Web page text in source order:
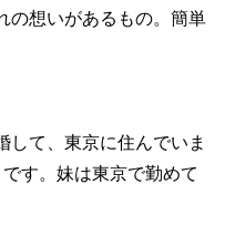
の想いがあるもの。簡単
して、東京に住んでいま
す。妹は東京で勤めて